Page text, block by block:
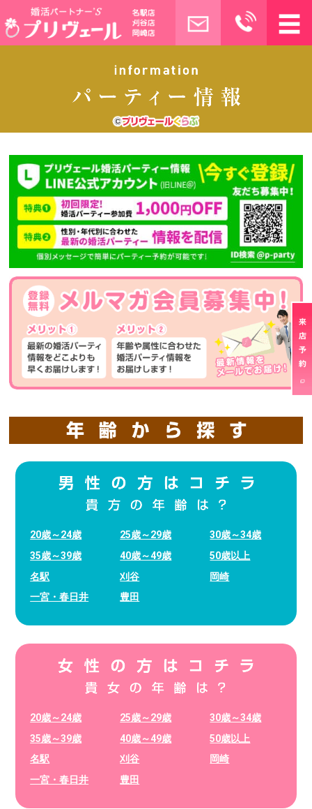
20歳～24歳 25歳～29歳
30歳～34歳
35歳～39歳
40歳～49歳
50歳以上
名駅
刈谷
岡崎
一宮・春日井
豊田
20歳～24歳 25歳～29歳
30歳～34歳
35歳～39歳
40歳～49歳
50歳以上
名駅
刈谷
岡崎
一宮・春日井
豊田